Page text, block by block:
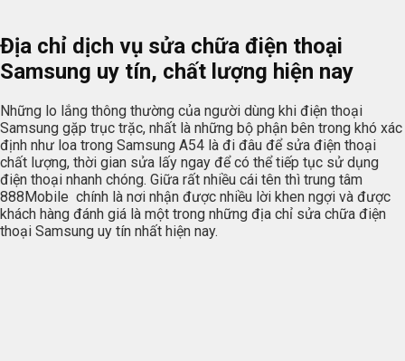
Địa chỉ dịch vụ sửa chữa điện thoại
Samsung uy tín, chất lượng hiện nay
Những lo lắng thông thường của người dùng khi điện thoại
Samsung gặp trục trặc, nhất là những bộ phận bên trong khó xác
định như loa trong Samsung A54 là đi đâu để sửa điện thoại
chất lượng, thời gian sửa lấy ngay để có thể tiếp tục sử dụng
điện thoại nhanh chóng. Giữa rất nhiều cái tên thì trung tâm
888Mobile chính là nơi nhận được nhiều lời khen ngợi và được
khách hàng đánh giá là một trong những địa chỉ sửa chữa điện
thoại Samsung uy tín nhất hiện nay.